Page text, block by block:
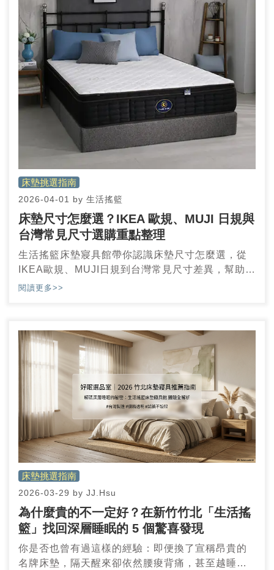
床墊挑選指南
2026-04-01 by 生活搖籃
床墊尺寸怎麼選？IKEA 歐規、MUJI 日規與
台灣常見尺寸選購重點整理
生活搖籃床墊寢具館帶你認識床墊尺寸怎麼選，從
IKEA歐規、MUJI日規到台灣常見尺寸差異，幫助你
在挑選時更清楚各種規格的實際差別
閱讀更多>>
床墊挑選指南
2026-03-29 by JJ.Hsu
為什麼貴的不一定好？在新竹竹北「生活搖
籃」找回深層睡眠的 5 個驚喜發現
你是否也曾有過這樣的經驗：即便換了宣稱昂貴的
名牌床墊，隔天醒來卻依然腰痠背痛，甚至越睡越